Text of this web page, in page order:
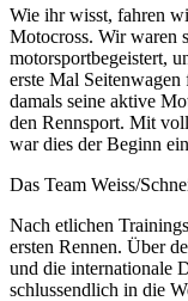
Wie ihr wisst, fahren
Motocross. Wir waren
motorsportbegeistert,
erste Mal
damals seine aktive
den Rennsport. Mit
war dies der Beginn
Das Team Weiss/
Nach etlichen
ersten Rennen. Über
und die internationale
schlussendlich in die